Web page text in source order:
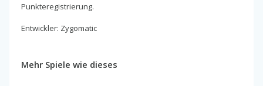
Punkteregistrierung.
Entwickler: Zygomatic
Mehr Spiele wie dieses